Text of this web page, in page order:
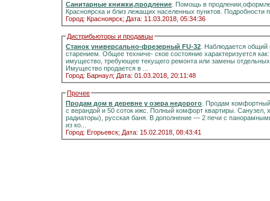
Санитарные книжки,продление . Помощь в
Красноярска и близ лежащих населенных пунктов.
Город: Красноярск; Дата: 11.03.2018, 05:34:36
Дистрибьюторы и продавцы
Станок универсально-фрезерный FU-32 . Наблюдается
старением. Общее техниче- ское состояние характеризуется
имущество, требующее текущего ремонта или замены
Имущество продается в ...
Город: Барнаул; Дата: 01.03.2018, 20:11:48
Прочее
Продам дом в деревне у озера недорого . Продам комфортный
с верандой и 50 соток ижс. Полный комфорт квартиры. Санузел, холодная и горячая вода,
радиаторы), русская баня. В дополнение — 2 печи с панорамными стёклами.Информация на портале домиклайт.Вода
из ко...
Город: Егорьевск; Дата: 15.02.2018, 08:43:41